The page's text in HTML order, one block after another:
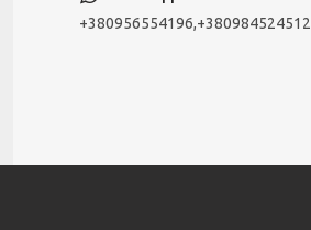
+380956554196,+380984524512